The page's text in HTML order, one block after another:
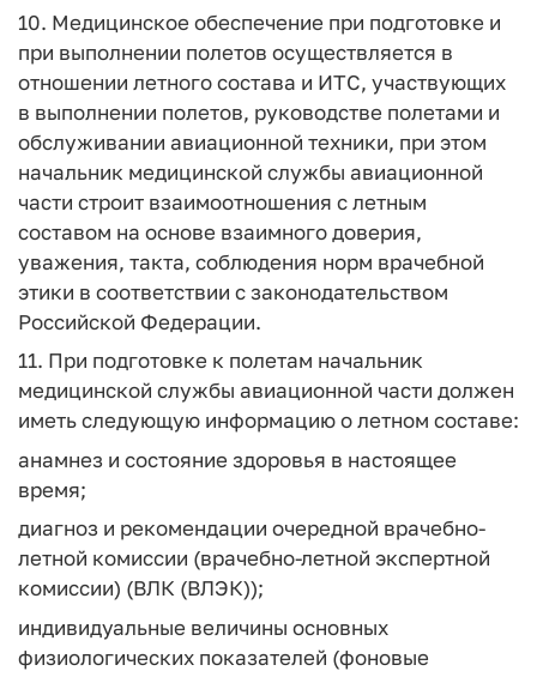
10. Медицинское обеспечение при подготовке и
при выполнении полетов осуществляется в
отношении летного состава и ИТС, участвующих
в выполнении полетов, руководстве полетами и
обслуживании авиационной техники, при этом
начальник медицинской службы авиационной
части строит взаимоотношения с летным
составом на основе взаимного доверия,
уважения, такта, соблюдения норм врачебной
этики в соответствии с законодательством
Российской Федерации.
11. При подготовке к полетам начальник
медицинской службы авиационной части должен
иметь следующую информацию о летном составе:
анамнез и состояние здоровья в настоящее
время;
диагноз и рекомендации очередной врачебно-
летной комиссии (врачебно-летной экспертной
комиссии) (ВЛК (ВЛЭК));
индивидуальные величины основных
физиологических показателей (фоновые